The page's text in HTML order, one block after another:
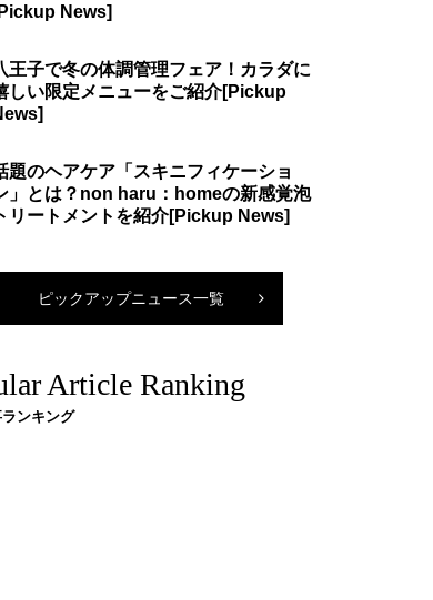
王子で冬の体調管理フェア！カラダに
しい限定メニューをご紹介
題のヘアケア「スキニフィケーショ
」とは？non haru：homeの新感覚泡
トリートメントを紹介
ピックアップニュース一覧
Article Ranking
ンキング